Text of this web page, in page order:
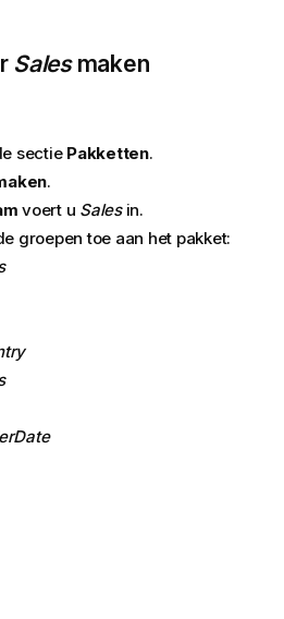
Salesmaken
sectie Pakketten.
.
voert u Salesin.
groepen toe aan het pakket: